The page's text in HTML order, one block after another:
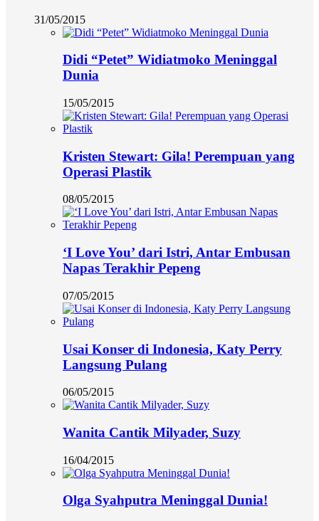
31/05/2015
Didi “Petet” Widiatmoko Meninggal
Dunia
15/05/2015
Kristen Stewart: Gila! Perempuan yang
Operasi Plastik
08/05/2015
‘I Love You’ dari Istri, Antar Embusan
Napas Terakhir Pepeng
07/05/2015
Usai Konser di Indonesia, Katy Perry
Langsung Pulang
06/05/2015
Wanita Cantik Milyader, Suzy
16/04/2015
Olga Syahputra Meninggal Dunia!